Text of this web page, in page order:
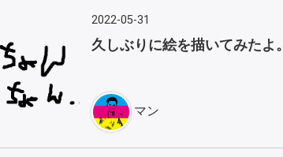
2022-05-31
久しぶりに絵を描いてみたよ。
マン